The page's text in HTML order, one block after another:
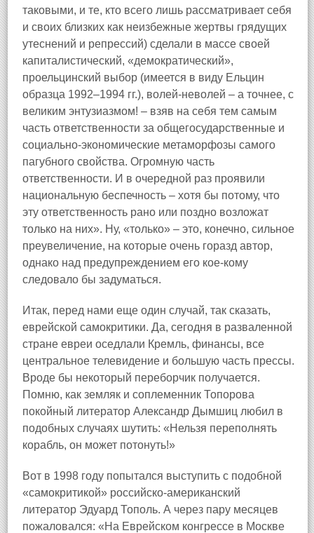
таковыми, и те, кто всего лишь рассматривает себя
и своих близких как неизбежные жертвы грядущих
утеснений и репрессий) сделали в массе своей
капиталистический, «демократический»,
проельцинский выбор (имеется в виду Ельцин
образца 1992–1994 гг.), волей‑неволей – а точнее, с
великим энтузиазмом! – взяв на себя тем самым
часть ответственности за общегосударственные и
социально‑экономические метаморфозы самого
пагубного свойства. Огромную часть
ответственности. И в очередной раз проявили
национальную беспечность – хотя бы потому, что
эту ответственность рано или поздно возложат
только на них». Ну, «только» – это, конечно, сильное
преувеличение, на которые очень горазд автор,
однако над предупреждением его кое‑кому
следовало бы задуматься.
Итак, перед нами еще один случай, так сказать,
еврейской самокритики. Да, сегодня в разваленной
стране евреи оседлали Кремль, финансы, все
центральное телевидение и большую часть прессы.
Вроде бы некоторый переборчик получается.
Помню, как земляк и соплеменник Топорова
покойный литератор Александр Дымшиц любил в
подобных случаях шутить: «Нельзя переполнять
корабль, он может потонуть!»
Вот в 1998 году попытался выступить с подобной
«самокритикой» российско‑американский
литератор Эдуард Тополь. А через пару месяцев
пожаловался: «На Еврейском конгрессе в Москве